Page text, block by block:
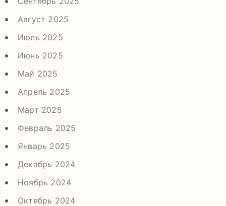
Август 2025
Июль 2025
Июнь 2025
Май 2025
Апрель 2025
Март 2025
Февраль 2025
Январь 2025
Декабрь 2024
Ноябрь 2024
Октябрь 2024